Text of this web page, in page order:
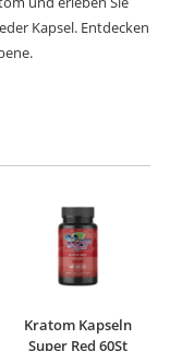
Kapsel. Entdecken
Kratom Kapseln
Super Red 60St